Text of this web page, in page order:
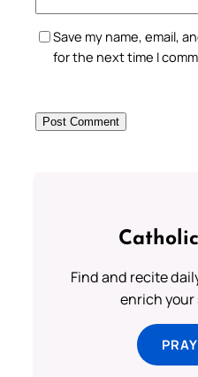
Save my name, email,
for the next time I
Find and recite
enrich